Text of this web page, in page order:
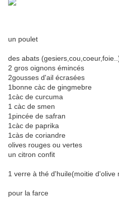
un poulet
des abats
2 gros oignons émincés
2gousses d'ail écrasées
1bonne càc de gingmebre
1càc de curcuma
1 càc de smen
1pincée de safran
1càc de paprika
1càs de coriandre
olives rouges ou vertes
un citron confit
1 verre à thé d'huile(moitie d'olive
pour la farce